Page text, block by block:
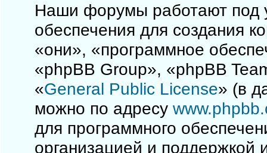
Наши форумы работают под
обеспечения для создания
«они», «программное
«phpBB Group», «phpBB
«General Public License» (в
можно по адресу
для программного
организацией и поддержкой